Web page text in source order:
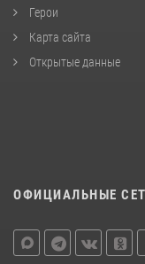
Герои
Карта сайта
Открытые данные
ОФИЦИАЛЬНЫЕ